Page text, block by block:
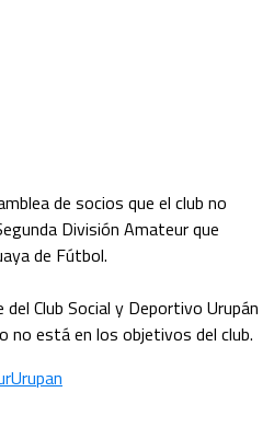
de socios que el club no
División Amateur que
de Fútbol.
Club Social y Deportivo Urupán
no está en los objetivos del club.
Urupan